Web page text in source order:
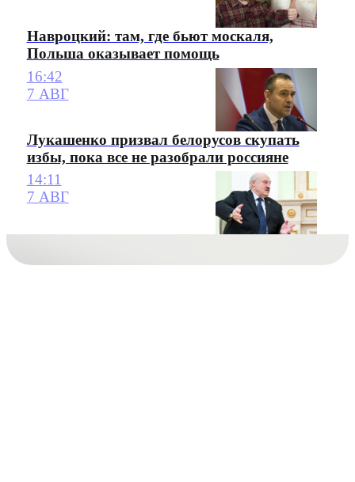
Навроцкий: там, где бьют москаля,
Польша оказывает помощь
16:42
7 АВГ
Лукашенко призвал белорусов скупать
избы, пока все не разобрали россияне
14:11
7 АВГ